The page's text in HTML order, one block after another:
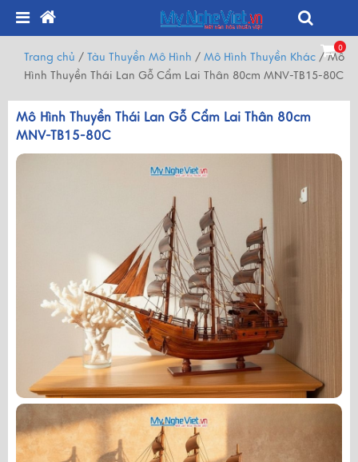
0
Trang chủ / Tàu Thuyền Mô Hình / Mô Hình Thuyền Khác /Mô
Hình Thuyền Thái Lan Gỗ Cẩm Lai Thân 80cm MNV-TB15-80C
Mô Hình Thuyền Thái Lan Gỗ Cẩm Lai Thân 80cm
MNV-TB15-80C